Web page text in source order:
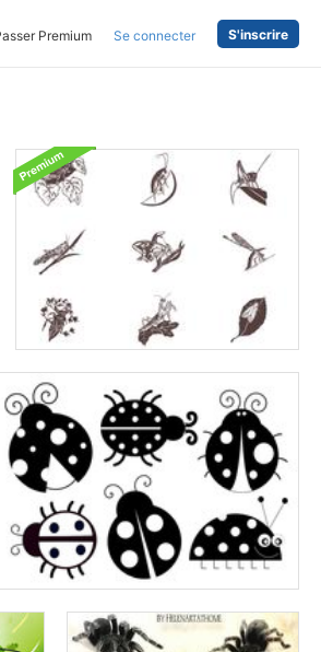
Premium Se connecter S'inscrire